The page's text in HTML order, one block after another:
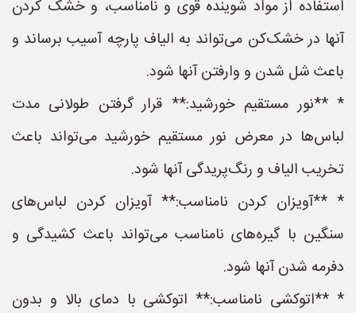
استفاده از مواد شوینده قوی و نامناسب، و خشک کردن
آنها در خشک‌کن می‌تواند به الیاف پارچه آسیب برساند و
باعث شل شدن و وارفتن آنها شود.
* **نور مستقیم خورشید:** قرار گرفتن طولانی مدت
لباس‌ها در معرض نور مستقیم خورشید می‌تواند باعث
تخریب الیاف و رنگ‌پریدگی آنها شود.
* **آویزان کردن نامناسب:** آویزان کردن لباس‌های
سنگین با گیره‌های نامناسب می‌تواند باعث کشیدگی و
دفرمه شدن آنها شود.
* **اتوکشی نامناسب:** اتوکشی با دمای بالا و بدون